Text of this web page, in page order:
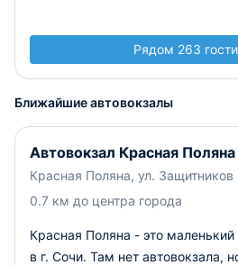
Рядом 263
Ближайшие автовокзалы
Автовокзал Красная Поляна
Красная Поляна, ул. Защитников
0.7 км до центра города
Красная Поляна - это
в г. Сочи. Там нет автовокзала,